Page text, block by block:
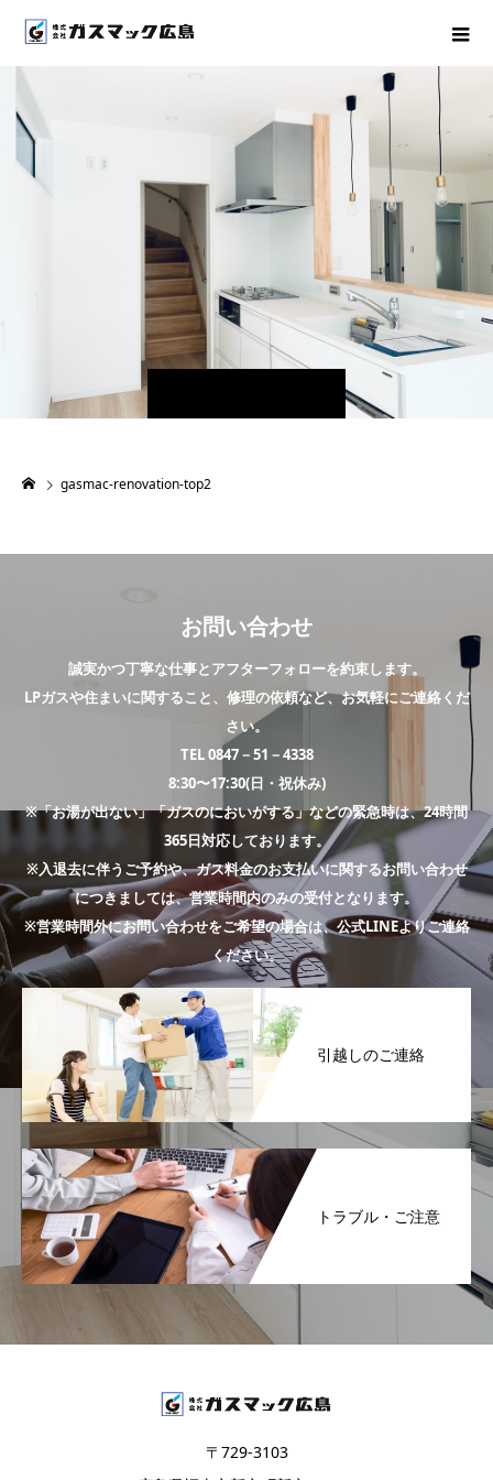
gasmac-renovation-top2
お問い合わせ
誠実かつ丁寧な仕事とアフターフォローを約束します。
LPガスや住まいに関すること、修理の依頼など、お気軽にご連絡くだ
さい。
TEL 0847－51－4338
8:30〜17:30(日・祝休み)
※「お湯が出ない」「ガスのにおいがする」などの緊急時は、24時間
365日対応しております。
※入退去に伴うご予約や、ガス料金のお支払いに関するお問い合わせ
につきましては、営業時間内のみの受付となります。
※営業時間外にお問い合わせをご希望の場合は、公式LINEよりご連絡
ください。
引越しのご連絡
トラブル・ご注意
〒729-3103